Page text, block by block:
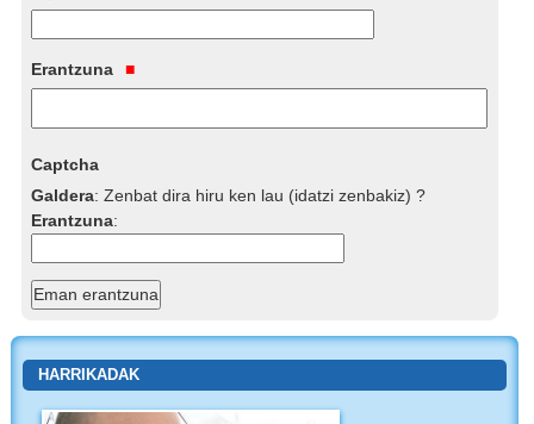
Erantzuna
Captcha
Galdera:Zenbat dira hiru ken lau (idatzi zenbakiz) ?
Erantzuna:
HARRIKADAK